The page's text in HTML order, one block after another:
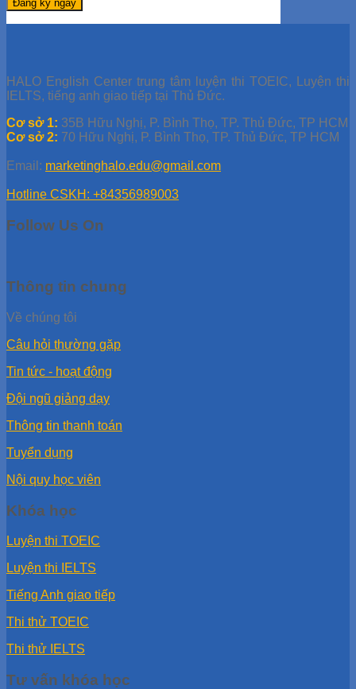
HALO English Center trung tâm luyện thi TOEIC, Luyện thi
IELTS, tiếng anh giao tiếp tại Thủ Đức.
Cơ sở 1: 35B Hữu Nghị, P. Bình Thọ, TP. Thủ Đức, TP HCM
Cơ sở 2: 70 Hữu Nghị, P. Bình Thọ, TP. Thủ Đức, TP HCM
Email: marketinghalo.edu@gmail.com
Hotline CSKH: +84356989003
Follow Us On
Thông tin chung
Về chúng tôi
Câu hỏi thường gặp
Tin tức - hoạt động
Đội ngũ giảng dạy
Thông tin thanh toán
Tuyển dụng
Nội quy học viên
Khóa học
Luyện thi TOEIC
Luyện thi IELTS
Tiếng Anh giao tiếp
Thi thử TOEIC
Thi thử IELTS
Tư vấn khóa học